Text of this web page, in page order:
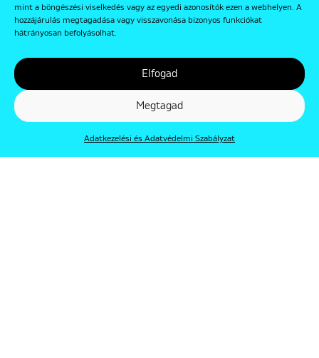
mint a böngészési viselkedés vagy az egyedi azonosítók ezen a webhelyen. A
hozzájárulás megtagadása vagy visszavonása bizonyos funkciókat
hátrányosan befolyásolhat.
Elfogad
Megtagad
Adatkezelési és Adatvédelmi Szabályzat